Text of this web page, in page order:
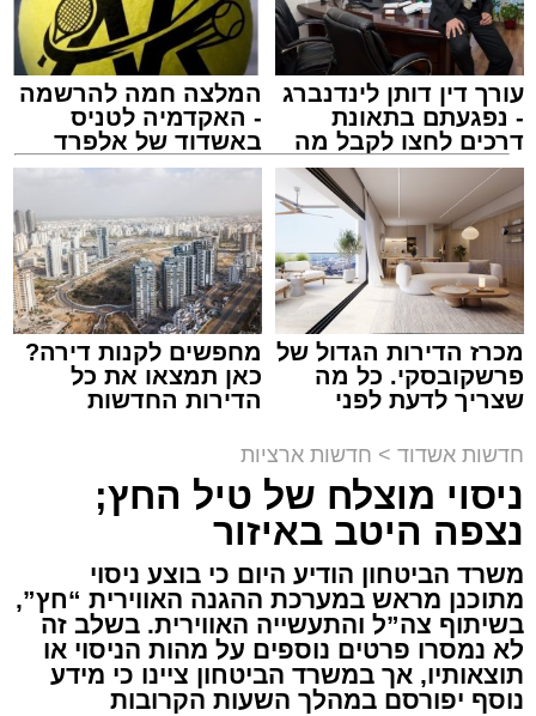
אילוסטרציה מעצר חשוד
מערכת האתר / 00:13 06.08.26
תגים:משטרה, מעצר, אלימות, אשדוד
דרמה קשה ברחובות אשדוד: אירוע אלימות חמור
התרחש בשעות אחר הצהריים (רביעי) באחד
הפארקים המרכזיים בעיר, במהלכו נדקר נער בן
12 ונפצע.
עם קבלת הדיווח במוקד 100 ובמוקדי החירום,
עורך דין דותן לינדנברג
- נפגעתם בתאונת
דרכים לחצו לקבל מה
שמגיע לכם
המלצה חמה להרשמה
- האקדמיה לטניס
באשדוד של אלפרד
קריאולנסקי - לילדים
מכרז הדירות הגדול של
פרשקובסקי. כל מה
שצריך לדעת לפני
באשדוד
מחפשים לקנות דירה?
כאן תמצאו את כל
הדירות החדשות
חדשות אשדוד > חדשות ארציות
ניסוי מוצלח של טיל החץ;
נצפה היטב באיזור
משרד הביטחון הודיע היום כי בוצע ניסוי
מתוכנן מראש במערכת ההגנה האווירית “חץ”,
בשיתוף צה”ל והתעשייה האווירית. בשלב זה
לא נמסרו פרטים נוספים על מהות הניסוי או
תוצאותיו, אך במשרד הביטחון ציינו כי מידע
נוסף יפורסם במהלך השעות הקרובות